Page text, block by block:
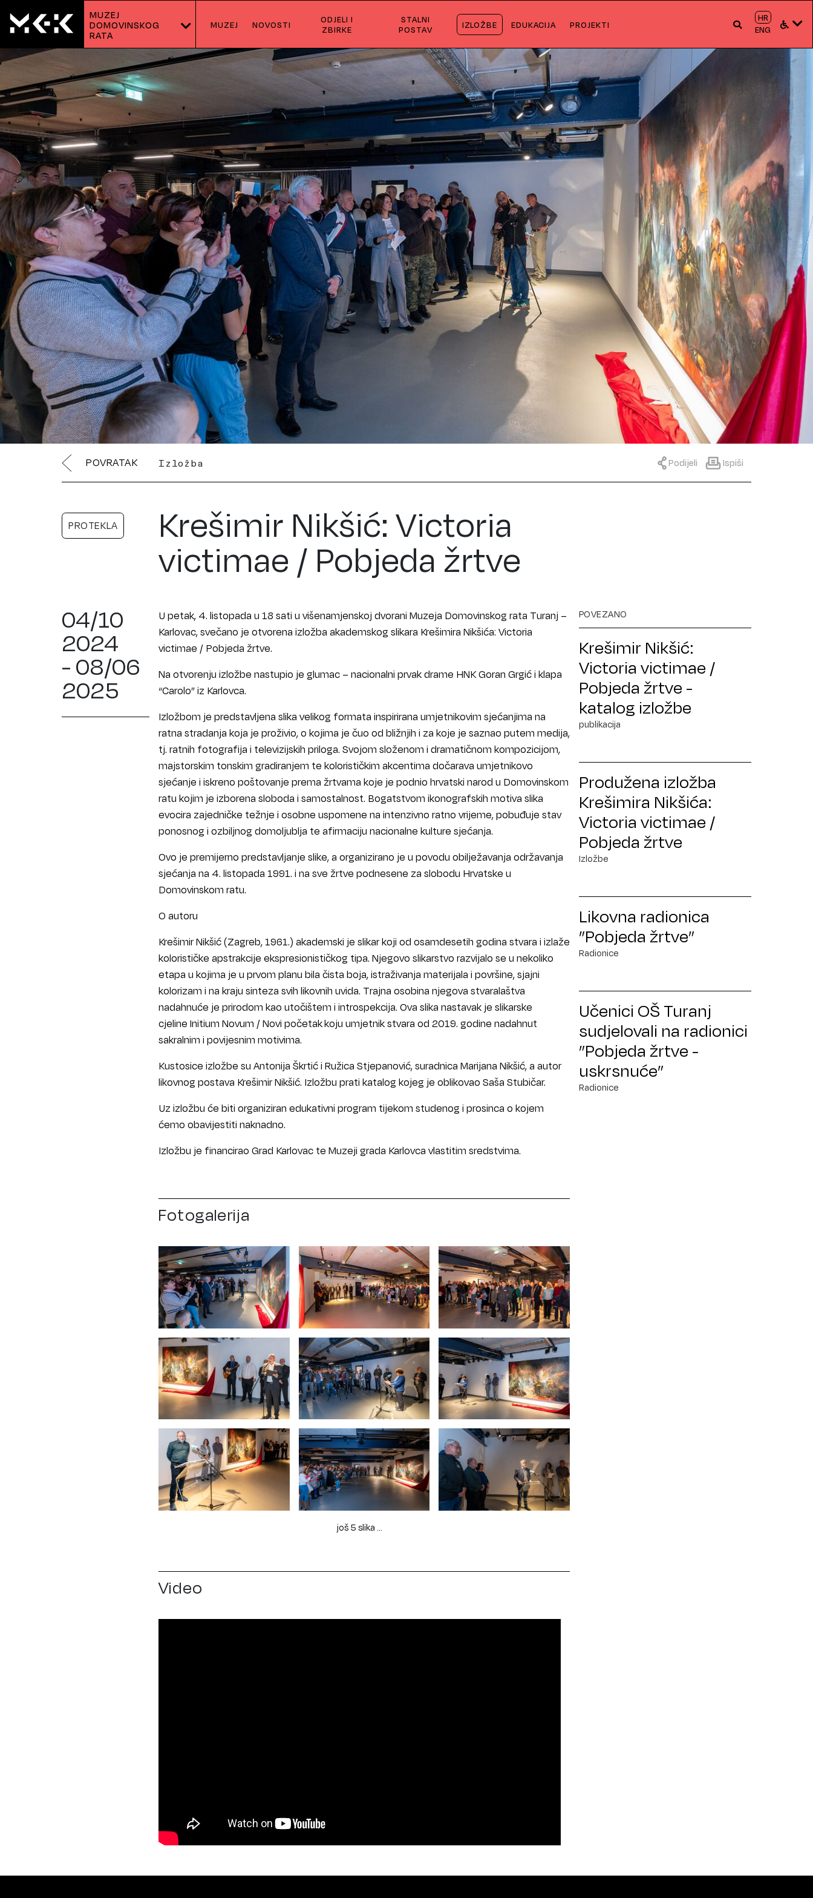
MUZEJ
DOMOVINSKOG
RATA
MUZEJ NOVOSTI
ODJELI I
ZBIRKE
STALNI
POSTAV
IZLOŽBE EDUKACIJA PROJEKTI
HR
ENG
POVRATAK Izložba Podijeli Ispiši
PROTEKLA Krešimir Nikšić: Victoria
victimae / Pobjeda žrtve
04/10
2024
- 08/06
2025
U petak, 4. listopada u 18 sati u višenamjenskoj dvorani Muzeja Domovinskog rata Turanj –
Karlovac, svečano je otvorena izložba akademskog slikara Krešimira Nikšića: Victoria
victimae / Pobjeda žrtve.
Na otvorenju izložbe nastupio je glumac – nacionalni prvak drame HNK Goran Grgić i klapa
“Carolo” iz Karlovca.
Izložbom je predstavljena slika velikog formata inspirirana umjetnikovim sjećanjima na
ratna stradanja koja je proživio, o kojima je čuo od bližnjih i za koje je saznao putem medija,
tj. ratnih fotografija i televizijskih priloga. Svojom složenom i dramatičnom kompozicijom,
majstorskim tonskim gradiranjem te kolorističkim akcentima dočarava umjetnikovo
sjećanje i iskreno poštovanje prema žrtvama koje je podnio hrvatski narod u Domovinskom
ratu kojim je izborena sloboda i samostalnost. Bogatstvom ikonografskih motiva slika
evocira zajedničke težnje i osobne uspomene na intenzivno ratno vrijeme, pobuđuje stav
ponosnog i ozbiljnog domoljublja te afirmaciju nacionalne kulture sjećanja.
Ovo je premijerno predstavljanje slike, a organizirano je u povodu obilježavanja održavanja
sjećanja na 4. listopada 1991. i na sve žrtve podnesene za slobodu Hrvatske u
Domovinskom ratu.
O autoru
Krešimir Nikšić (Zagreb, 1961.) akademski je slikar koji od osamdesetih godina stvara i izlaže
kolorističke apstrakcije ekspresionističkog tipa. Njegovo slikarstvo razvijalo se u nekoliko
etapa u kojima je u prvom planu bila čista boja, istraživanja materijala i površine, sjajni
kolorizam i na kraju sinteza svih likovnih uvida. Trajna osobina njegova stvaralaštva
nadahnuće je prirodom kao utočištem i introspekcija. Ova slika nastavak je slikarske
cjeline Initium Novum / Novi početak koju umjetnik stvara od 2019. godine nadahnut
sakralnim i povijesnim motivima.
Kustosice izložbe su Antonija Škrtić i Ružica Stjepanović, suradnica Marijana Nikšić, a autor
likovnog postava Krešimir Nikšić. Izložbu prati katalog kojeg je oblikovao Saša Stubičar.
Uz izložbu će biti organiziran edukativni program tijekom studenog i prosinca o kojem
ćemo obavijestiti naknadno.
Izložbu je financirao Grad Karlovac te Muzeji grada Karlovca vlastitim sredstvima.
Fotogalerija
još 5 slika ...
Video
POVEZANO
Krešimir Nikšić:
Victoria victimae /
Pobjeda žrtve -
katalog izložbe
publikacija
Produžena izložba
Krešimira Nikšića:
Victoria victimae /
Pobjeda žrtve
Izložbe
Likovna radionica
”Pobjeda žrtve”
Radionice
Učenici OŠ Turanj
sudjelovali na radionici
”Pobjeda žrtve -
uskrsnuće”
Radionice